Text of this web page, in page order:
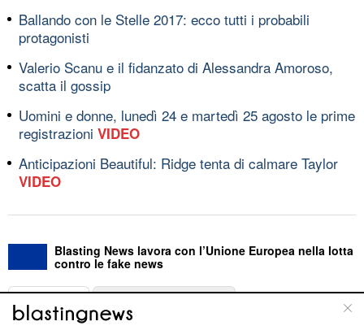
Ballando con le Stelle 2017: ecco tutti i probabili
protagonisti
Valerio Scanu e il fidanzato di Alessandra Amoroso,
scatta il gossip
Uomini e donne, lunedì 24 e martedì 25 agosto le prime
registrazioni VIDEO
Anticipazioni Beautiful: Ridge tenta di calmare Taylor
VIDEO
Blasting News lavora con l’Unione Europea nella lotta
contro le fake news
ABOUT